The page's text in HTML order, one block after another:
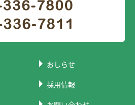
おしらせ
採用情報